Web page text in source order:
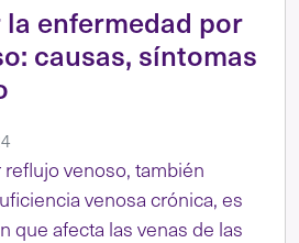
enfermedad por
causas, síntomas
venoso, también
venosa crónica, es
que afecta las venas de las